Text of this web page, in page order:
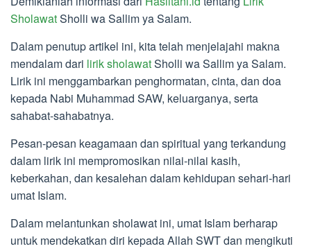
SholawatSholli wa Sallim ya Salam.
Dalam penutup artikel ini, kita telah menjelajahi makna
mendalam dari lirik sholawatSholli wa Sallim ya Salam.
Lirik ini menggambarkan penghormatan, cinta, dan doa
kepada Nabi Muhammad SAW, keluarganya, serta
sahabat-sahabatnya.
Pesan-pesan keagamaan dan spiritual yang terkandung
dalam lirik ini mempromosikan nilai-nilai kasih,
keberkahan, dan kesalehan dalam kehidupan sehari-hari
umat Islam.
Dalam melantunkan sholawat ini, umat Islam berharap
untuk mendekatkan diri kepada Allah SWT dan mengikuti